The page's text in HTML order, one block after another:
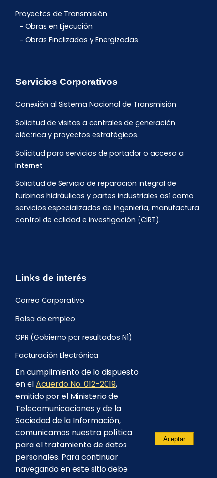
Proyectos de Transmisión
Obras en Ejecución
Obras Finalizadas y Energizadas
Servicios Corporativos
Conexión al Sistema Nacional de Transmisión
Solicitud de visitas a centrales de generación
eléctrica y proyectos estratégicos.
Solicitud para servicios de portador o acceso a
Internet
Solicitud de Servicio de reparación integral de
turbinas hidráulicas y partes industriales así como
servicios especializados de ingeniería, manufactura
control de calidad e investigación (CIRT).
Links de interés
Correo Corporativo
Bolsa de empleo
GPR (Gobierno por resultados N1)
Facturación Electrónica
Archivo Histórico de Facturación
Portal Ambiental y Social
Proyecto Geotérmico Chachimbiro
Contratación consultoría mediante “Lista Corta”
Reglamento de Procesos Asociativos
En cumplimiento de lo dispuesto
en elAcuerdo No. 012-2019,
emitido por el Ministerio de
Telecomunicaciones y de la
Sociedad de la Información,
comunicamos nuestra política
para el tratamiento de datos
personales. Para continuar
navegando en este sitio debe
Aceptar